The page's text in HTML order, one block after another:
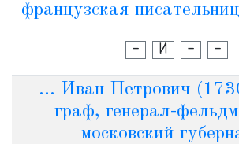
французская
- И - -
... Иван Петрович
граф, генерал-
московский